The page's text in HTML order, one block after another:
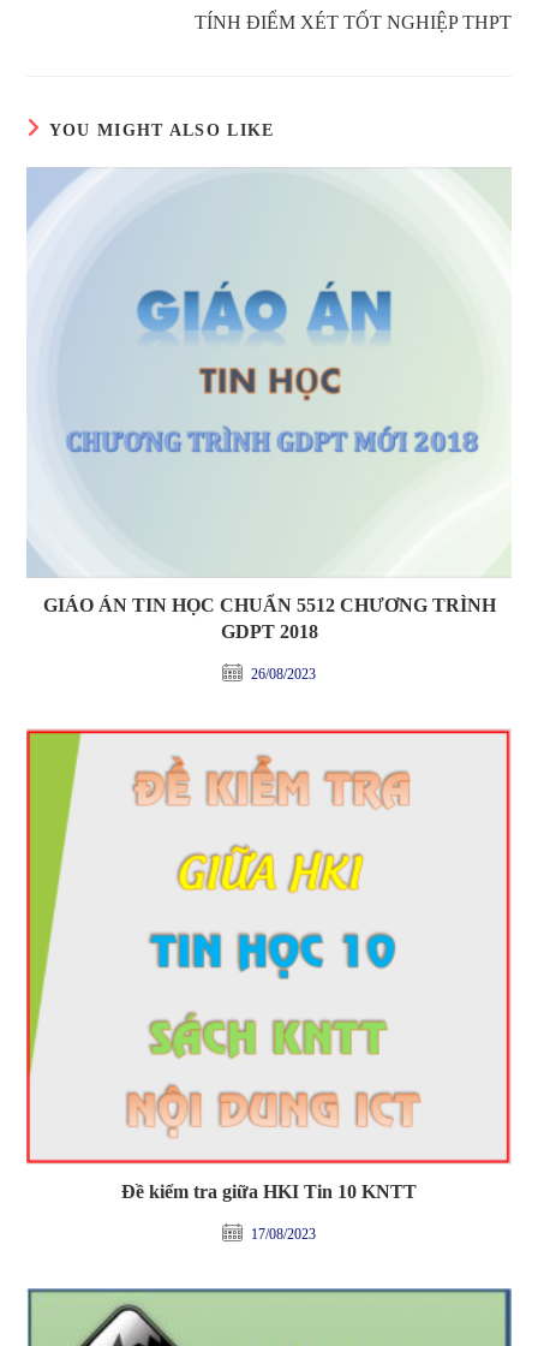
TÍNH ĐIỂM XÉT TỐT NGHIỆP THPT
YOU MIGHT ALSO LIKE
GIÁO ÁN TIN HỌC CHUẨN 5512 CHƯƠNG TRÌNH
GDPT 2018
26/08/2023
Đề kiểm tra giữa HKI Tin 10 KNTT
17/08/2023